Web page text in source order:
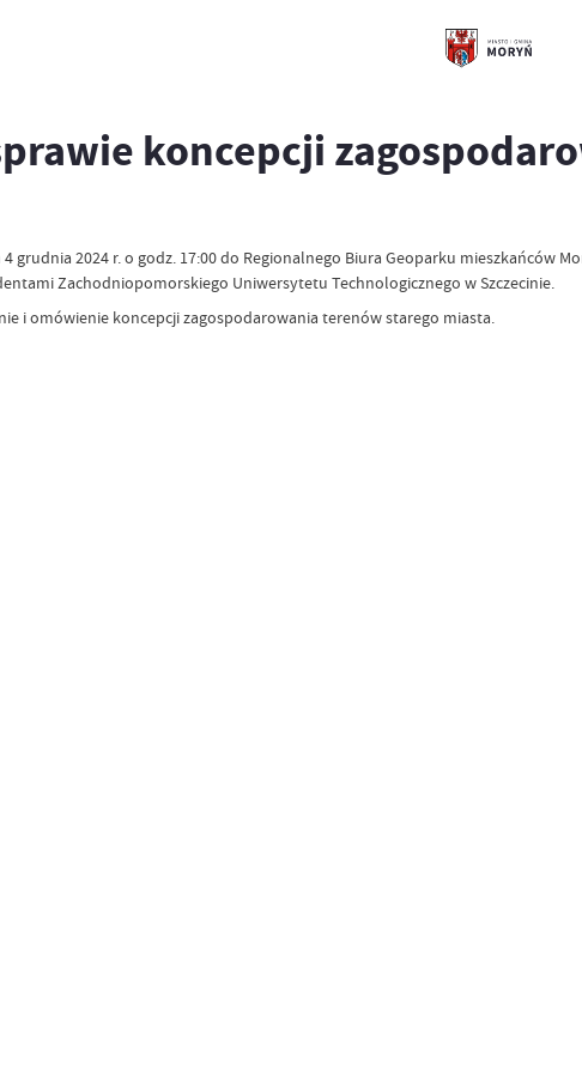
koncepcji
grudnia 2024 r. o godz. 17:00 do Regionalnego Biura Geoparku mieszkańców
Zachodniopomorskiego Uniwersytetu Technologicznego w Szczecinie.
i omówienie koncepcji zagospodarowania terenów starego miasta.